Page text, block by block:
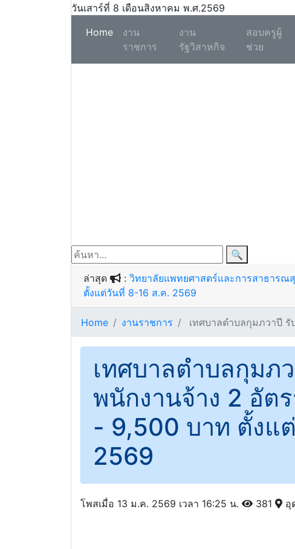
วันเสาร์ที่ 8 เดือนสิงหาคม พ.ศ.2569
Home(เปิดสอบราชการ)
งาน
ราชการ
งาน
รัฐวิสาหกิจ
สอบครูผู้
ช่วย
🔍
ล่าสุด
: วิทยาลัยแพทยศาสตร์และการสาธารณ
ตั้งแต่วันที่ 8-16 ส.ค. 2569
Home งานราชการ เทศบาลตําบลกุมภวาปี รั
เทศบาลตําบลกุมภ
พนักงานจ้าง 2 อัต
- 9,500 บาท ตั้งแ
2569
โพสเมื่อ 13 ม.ค. 2569 เวลา 16:25 น. 381 อุ